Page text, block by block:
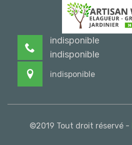
indisponible
indisponible
indisponible
©2019 Tout droit réservé -